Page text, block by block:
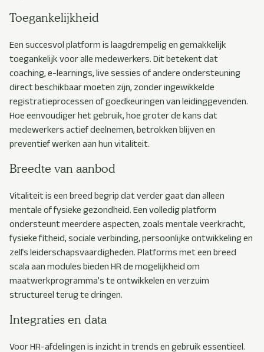
Toegankelijkheid
Een succesvol platform is laagdrempelig en gemakkelijk
toegankelijk voor alle medewerkers. Dit betekent dat
coaching, e-learnings, live sessies of andere ondersteuning
direct beschikbaar moeten zijn, zonder ingewikkelde
registratieprocessen of goedkeuringen van leidinggevenden.
Hoe eenvoudiger het gebruik, hoe groter de kans dat
medewerkers actief deelnemen, betrokken blijven en
preventief werken aan hun vitaliteit.
Breedte van aanbod
Vitaliteit is een breed begrip dat verder gaat dan alleen
mentale of fysieke gezondheid. Een volledig platform
ondersteunt meerdere aspecten, zoals mentale veerkracht,
fysieke fitheid, sociale verbinding, persoonlijke ontwikkeling en
zelfs leiderschapsvaardigheden. Platforms met een breed
scala aan modules bieden HR de mogelijkheid om
maatwerkprogramma’s te ontwikkelen en verzuim
structureel terug te dringen.
Integraties en data
Voor HR-afdelingen is inzicht in trends en gebruik essentieel.